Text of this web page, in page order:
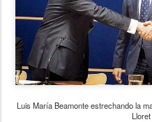
Luis María Beamonte estrechando la